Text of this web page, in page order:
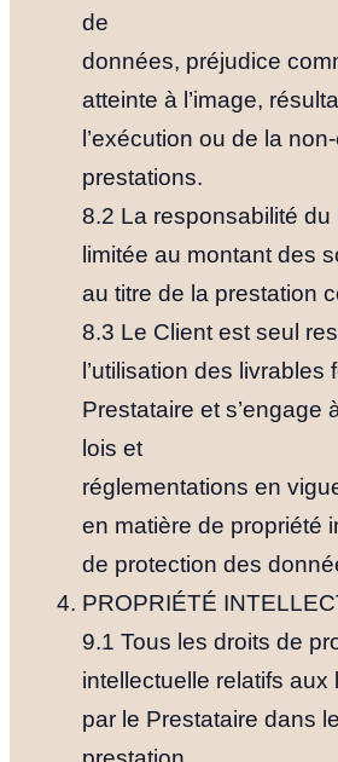
de
données, préjudice
atteinte à l’image,
l’exécution ou de la
prestations.
8.2 La responsabilité du
limitée au montant des
au titre de la prestation
8.3 Le Client est seul
l’utilisation des livrables
Prestataire et s’engage
lois et
réglementations en
en matière de propriété
de protection des
PROPRIÉTÉ
9.1 Tous les droits de
intellectuelle relatifs aux
par le Prestataire dans